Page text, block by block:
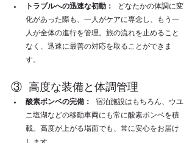
トラブルへの迅速な初動：
どなたかの体調に変
化があった際も、一人がケアに専念し、もう一
人が全体の進行を管理。旅の流れを止めること
なく、迅速に最善の対応を取ることができま
す。
③ 高度な装備と体調管理
酸素ボンベの完備：
宿泊施設はもちろん、ウユ
ニ塩湖などの移動車両にも常に酸素ボンベを積
載。高度が上がる場面でも、常に安心をお届け